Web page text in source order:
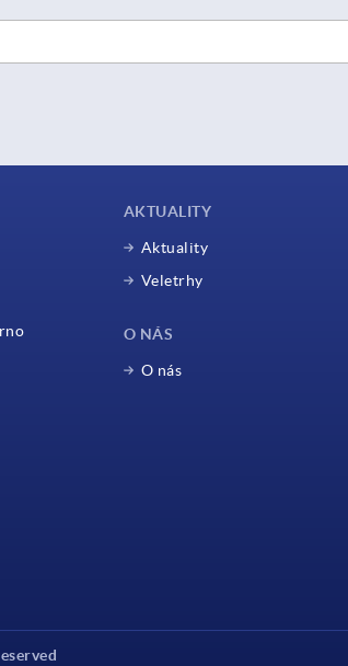
AKTUALITY
Aktuality
Veletrhy
O NÁS
O nás